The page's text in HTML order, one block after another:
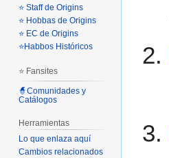
⭐ Staff de Origins
⭐ Hobbas de Origins
⭐ EC de Origins
⭐Habbos Históricos
⭐ Fansites
🧙Comunidades y
Catálogos
Herramientas
Lo que enlaza aquí
Cambios relacionados